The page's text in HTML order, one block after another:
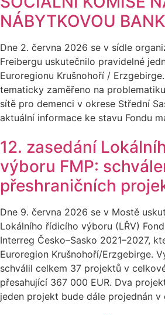
NÁBYTKOVOU
Dne 2. června 2026 se v sídle
Freibergu uskutečnilo pravidelné
Euroregionu Krušnohoří /
tematicky zaměřeno na
sítě pro demenci v okrese Střední
aktuální informace ke stavu Fondu
12. zasedání
výboru FMP:
přeshraničních
Dne 9. června 2026 se v Mostě
Lokálního řídicího výboru (LŘV)
Interreg Česko–Sasko 2021–2027,
Euroregion Krušnohoří/Erzgebirge.
schválil celkem 37 projektů v
přesahující 367 000 EUR. Dva
jeden projekt bude dále projednán v